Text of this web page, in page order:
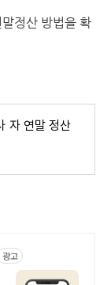
정산 방법을 확
자 연말 정산
광고